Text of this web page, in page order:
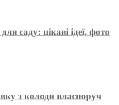
саду: цікаві ідеї, фото
з колоди власноруч